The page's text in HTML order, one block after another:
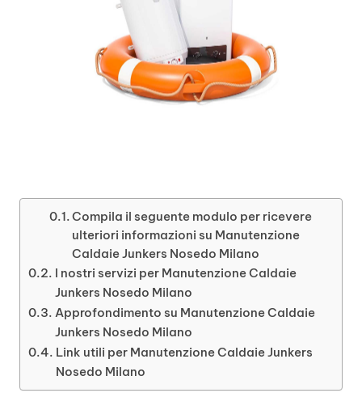
Compila il seguente modulo per ricevere
ulteriori informazioni su Manutenzione
Caldaie Junkers Nosedo Milano
I nostri servizi per Manutenzione Caldaie
Junkers Nosedo Milano
Approfondimento su Manutenzione Caldaie
Junkers Nosedo Milano
Link utili per Manutenzione Caldaie Junkers
Nosedo Milano